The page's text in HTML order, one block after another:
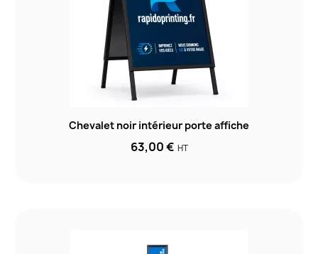
Chevalet noir intérieur porte affiche
63,00 € HT